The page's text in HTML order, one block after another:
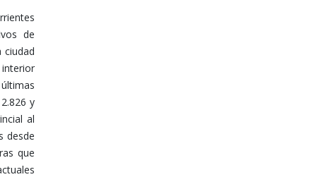
de
ciudad
y
al
desde
que